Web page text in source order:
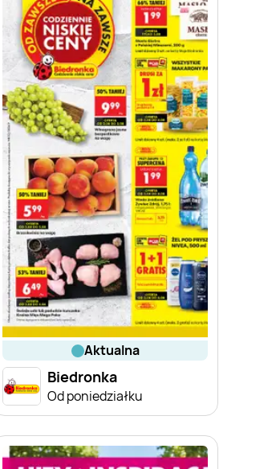
aktualna
Biedronka
Od poniedziałku